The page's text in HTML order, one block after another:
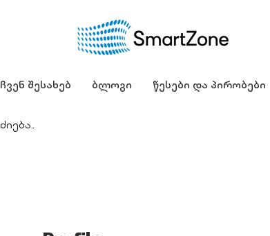
ჩვენ შესახებ ბლოგი წესები და პირობები